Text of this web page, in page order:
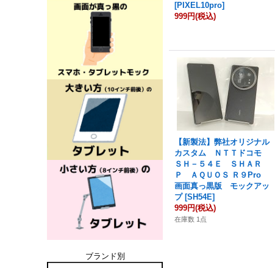
ブランド別
[PIXEL10pro]
999円(税込)
【新製法】弊社オリジナル
カスタム ＮＴＴドコモ
ＳＨ－５４Ｅ ＳＨＡＲ
Ｐ ＡＱＵＯＳ Ｒ９Pro
画面真っ黒版 モックアッ
プ [SH54E]
999円(税込)
在庫数 1点